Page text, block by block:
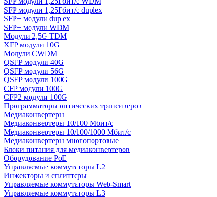
SFP модули 1,25Гбит/с duplex
SFP+ модули duplex
SFP+ модули WDM
Модули 2,5G TDM
XFP модули 10G
Модули CWDM
QSFP модули 40G
QSFP модули 56G
QSFP модули 100G
CFP модули 100G
CFP2 модули 100G
Программаторы оптических трансиверов
Медиаконвертеры
Медиаконвертеры 10/100 Мбит/с
Медиаконвертеры 10/100/1000 Мбит/c
Медиаконвертеры многопортовые
Блоки питания для медиаконвертеров
Оборудование PoE
Управляемые коммутаторы L2
Инжекторы и сплиттеры
Управляемые коммутаторы Web-Smart
Управляемые коммутаторы L3